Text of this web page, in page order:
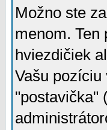
Možno ste
menom. Ten
hviezdičiek
Vašu
"postavička"